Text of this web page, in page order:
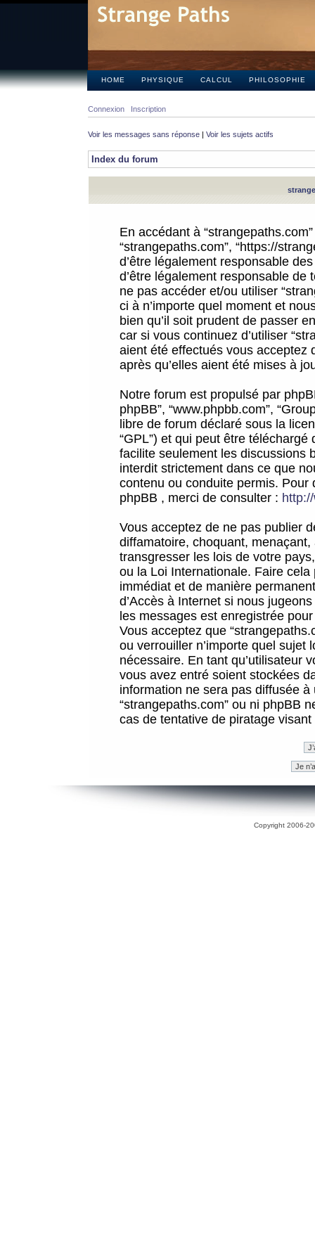
HOME PHYSIQUE CALCUL PHILOSOPHIE
Connexion Inscription
Voir les messages sans réponse | Voir les sujets actifs
Index du forum
En accédant à
“strangepaths.com”, “https://
d’être légalement responsable
d’être légalement responsable
ne pas accéder et/ou utiliser
ci à n’importe quel moment et
bien qu’il soit prudent de passer
car si vous continuez d’utiliser
aient été effectués vous acceptez
après qu’elles aient été mises à
Notre forum est propulsé par
phpBB”, “www.phpbb.com”,
libre de forum déclaré sous la
“GPL”) et qui peut être téléchargé
facilite seulement les discussions
interdit strictement dans ce que
contenu ou conduite permis.
phpBB , merci de consulter :
Vous acceptez de ne pas publier
diffamatoire, choquant,
transgresser les lois de votre
ou la Loi Internationale. Faire
immédiat et de manière
d’Accès à Internet si nous
les messages est enregistrée
Vous acceptez que
ou verrouiller n’importe quel sujet
nécessaire. En tant qu’utilisateur
vous avez entré soient stockées
information ne sera pas diffusée
“strangepaths.com” ou ni phpBB
cas de tentative de piratage
Copyright 2006-